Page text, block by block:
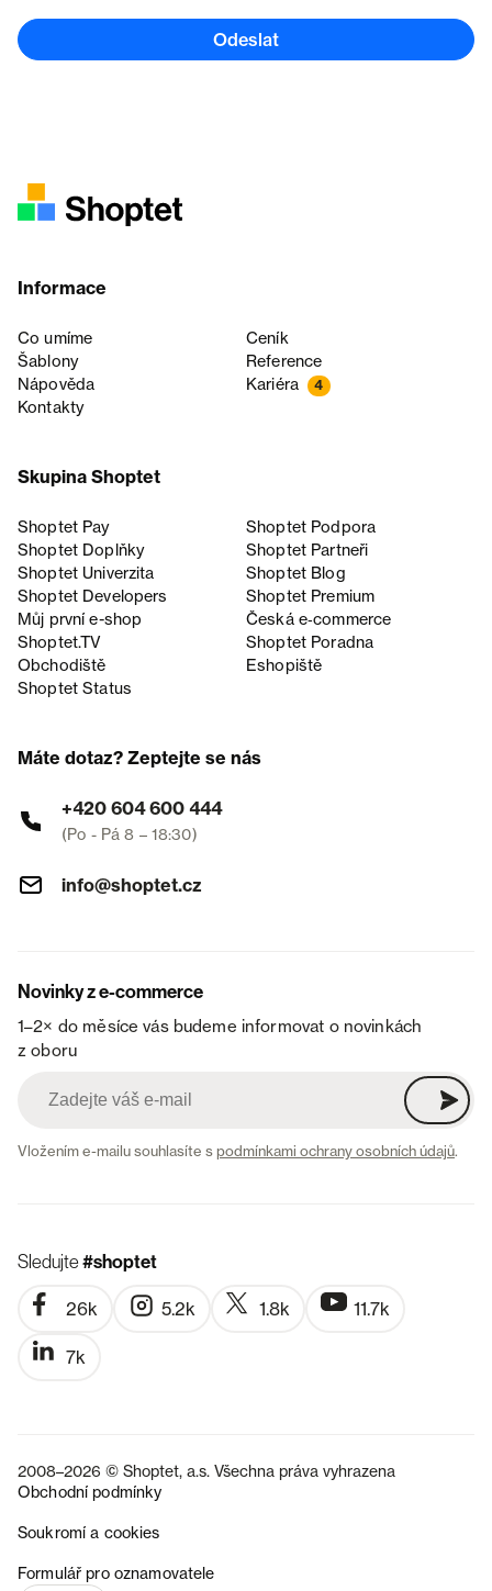
Odeslat
Informace
Co umíme
Ceník
Šablony
Reference
Nápověda
Kariéra 4
Kontakty
Skupina Shoptet
Shoptet Pay
Shoptet Podpora
Shoptet Doplňky
Shoptet Partneři
Shoptet Univerzita
Shoptet Blog
Shoptet Developers
Shoptet Premium
Můj první e-shop
Česká e‑commerce
Shoptet.TV
Shoptet Poradna
Obchodiště
Eshopiště
Shoptet Status
Máte dotaz? Zeptejte se nás
+420 604 600 444
(Po - Pá 8 – 18:30)
info@shoptet.cz
Novinky z e-commerce
1–2× do měsíce vás budeme informovat o novinkách
z oboru
Vložením e-mailu souhlasíte spodmínkami ochrany osobních údajů.
Sledujte#shoptet
26k 5.2k 1.8k 11.7k
7k
2008–2026 © Shoptet, a.s. Všechna práva vyhrazena
Obchodní podmínky
Soukromí a cookies
Formulář pro oznamovatele